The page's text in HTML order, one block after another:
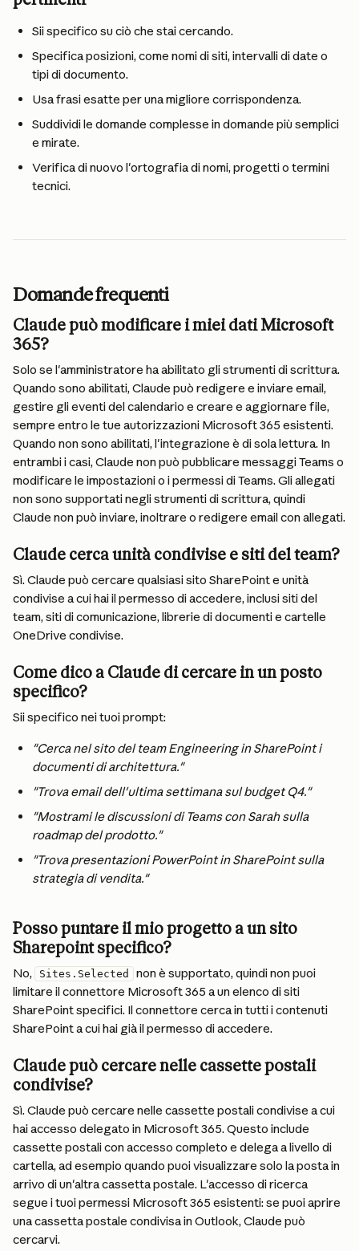
Sii specifico su ciò che stai cercando.
Specifica posizioni, come nomi di siti, intervalli di date o
tipi di documento.
Usa frasi esatte per una migliore corrispondenza.
Suddividi le domande complesse in domande più semplici
e mirate.
Verifica di nuovo l'ortografia di nomi, progetti o termini
tecnici.
Domande frequenti
Claude può modificare i miei dati Microsoft
365?
Solo se l'amministratore ha abilitato gli strumenti di scrittura.
Quando sono abilitati, Claude può redigere e inviare email,
gestire gli eventi del calendario e creare e aggiornare file,
sempre entro le tue autorizzazioni Microsoft 365 esistenti.
Quando non sono abilitati, l'integrazione è di sola lettura. In
entrambi i casi, Claude non può pubblicare messaggi Teams o
modificare le impostazioni o i permessi di Teams. Gli allegati
non sono supportati negli strumenti di scrittura, quindi
Claude non può inviare, inoltrare o redigere email con allegati.
Claude cerca unità condivise e siti del team?
Sì. Claude può cercare qualsiasi sito SharePoint e unità
condivise a cui hai il permesso di accedere, inclusi siti del
team, siti di comunicazione, librerie di documenti e cartelle
OneDrive condivise.
Come dico a Claude di cercare in un posto
specifico?
Sii specifico nei tuoi prompt:
"Cerca nel sito del team Engineering in SharePoint i
documenti di architettura."
"Trova email dell'ultima settimana sul budget Q4."
"Mostrami le discussioni di Teams con Sarah sulla
roadmap del prodotto."
"Trova presentazioni PowerPoint in SharePoint sulla
strategia di vendita."
Posso puntare il mio progetto a un sito
Sharepoint specifico?
No, Sites.Selected
non è supportato, quindi non puoi
limitare il connettore Microsoft 365 a un elenco di siti
SharePoint specifici. Il connettore cerca in tutti i contenuti
SharePoint a cui hai già il permesso di accedere.
Claude può cercare nelle cassette postali
condivise?
Sì. Claude può cercare nelle cassette postali condivise a cui
hai accesso delegato in Microsoft 365. Questo include
cassette postali con accesso completo e delega a livello di
cartella, ad esempio quando puoi visualizzare solo la posta in
arrivo di un'altra cassetta postale. L'accesso di ricerca
segue i tuoi permessi Microsoft 365 esistenti: se puoi aprire
una cassetta postale condivisa in Outlook, Claude può
cercarvi.